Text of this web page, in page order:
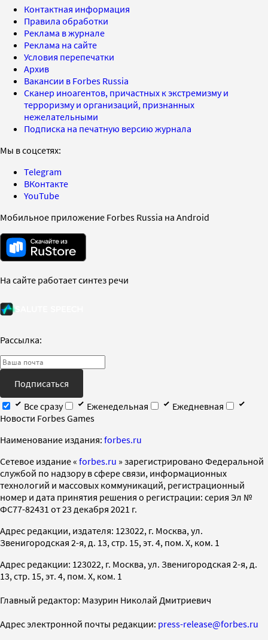
Контактная информация
Правила обработки
Реклама в журнале
Реклама на сайте
Условия перепечатки
Архив
Вакансии в Forbes Russia
Сканер иноагентов, причастных к экстремизму и
терроризму и организаций, признанных
нежелательными
Подписка на печатную версию журнала
Мы в соцсетях:
Telegram
ВКонтакте
YouTube
Мобильное приложение Forbes Russia на Android
На сайте работает синтез речи
Рассылка:
Подписаться
Все сразу
Еженедельная
Ежедневная
Новости Forbes Games
Наименование издания: forbes.ru
Cетевое издание « forbes.ru » зарегистрировано Федеральной
службой по надзору в сфере связи, информационных
технологий и массовых коммуникаций, регистрационный
номер и дата принятия решения о регистрации: серия Эл №
ФС77-82431 от 23 декабря 2021 г.
Адрес редакции, издателя: 123022, г. Москва, ул.
Звенигородская 2-я, д. 13, стр. 15, эт. 4, пом. X, ком. 1
Адрес редакции: 123022, г. Москва, ул. Звенигородская 2-я, д.
13, стр. 15, эт. 4, пом. X, ком. 1
Главный редактор: Мазурин Николай Дмитриевич
Адрес электронной почты редакции: press-release@forbes.ru